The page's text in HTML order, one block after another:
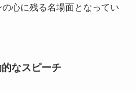
心に残る名場面となってい
なスピーチ